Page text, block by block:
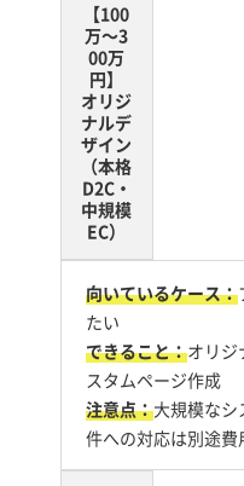
【100
万～3
00万
円】
オリジ
ナルデ
ザイン
（本格
D2C・
中規模
EC）
向いているケース：
たい
できること：オリジ
スタムページ作成
注意点：大規模な
件への対応は別途費